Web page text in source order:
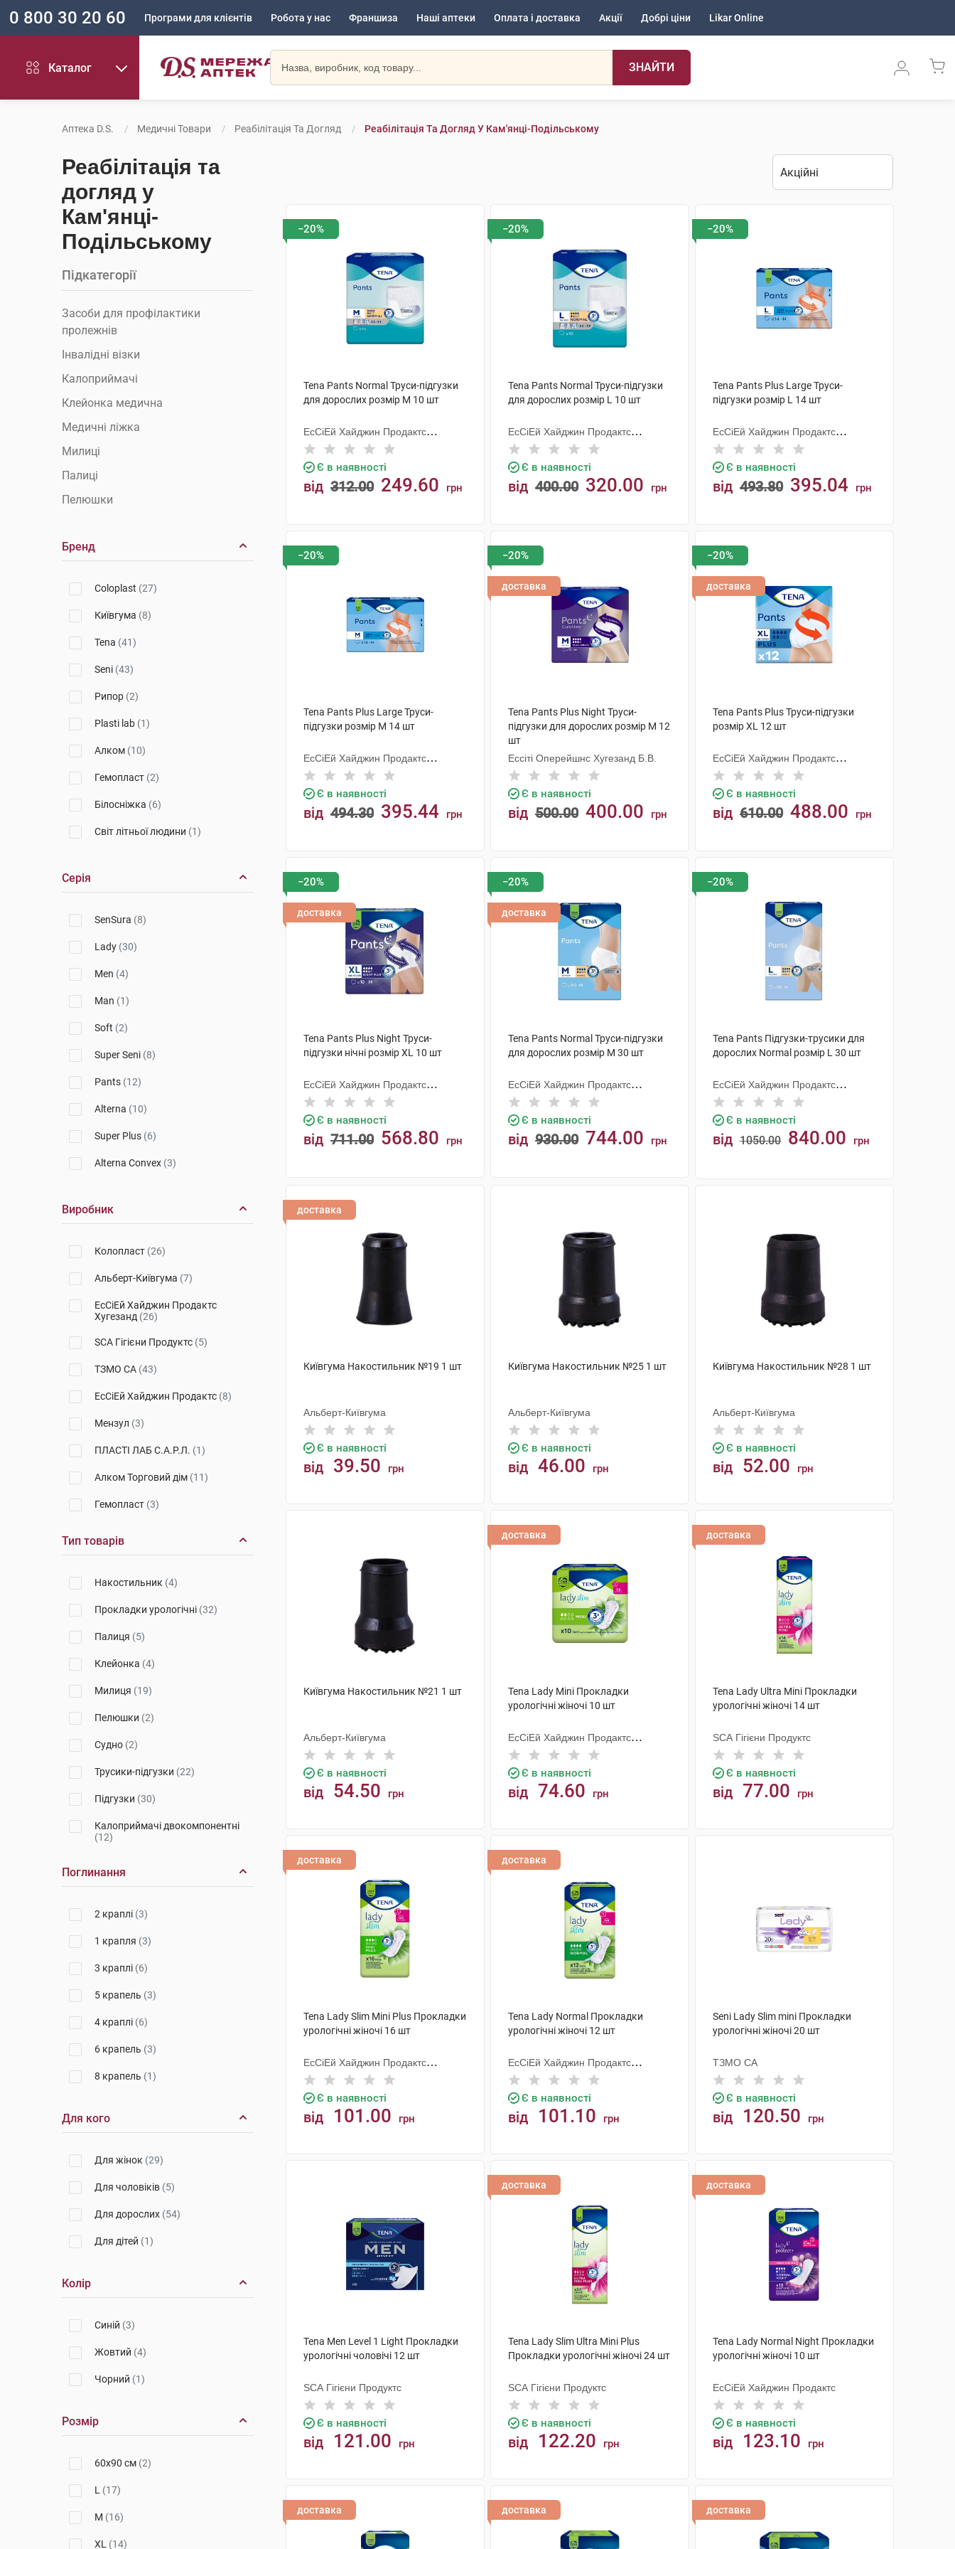
0 800 30 20 60 Програми для клієнтів Робота у нас Франшиза Наші аптеки Оплата і доставка Акції Добрі ціни Likar Online
Каталог ЗНАЙТИ
Аптека D.S. Медичні Товари Реабілітація Та Догляд Реабілітація Та Догляд У Кам'янці-Подільському
Реабілітація та
догляд у
Кам'янці-
Подільському
Підкатегорії
Засоби для профілактики
пролежнів
Інвалідні візки
Калоприймачі
Клейонка медична
Медичні ліжка
Милиці
Палиці
Пелюшки
Поручні та опори
туалету
Сечоприймачі
Сидіння для душу і ванни
Судна підкладні
Бренд
Coloplast (27)
Київгума (8)
Tena (41)
Seni (43)
Рипор (2)
Plasti lab (1)
Алком (10)
Гемопласт (2)
Білосніжка (6)
Світ літньої людини (1)
Серія
SenSura (8)
Lady (30)
Men (4)
Man (1)
Soft (2)
Super Seni (8)
Pants (12)
Alterna (10)
Super Plus (6)
Alterna Convex (3)
Active Normal
Standard (2)
Виробник
Колопласт (26)
Альберт-Київгума (7)
ЕсСіЕй Хайджин Продактс
Хугезанд (26)
SCA Гігієни Продуктс (5)
ТЗМО СА (43)
ЕсСіЕй Хайджин Продактс (8)
Мензул (3)
ПЛАСТІ ЛАБ С.А.Р.Л. (1)
Алком Торговий дім (11)
Гемопласт (3)
Київгума(1)
Норма-Трейд(4)
ТМП Груп(1)
Укрмедтекстиль
Ессіті Оперейшнс Хугезанд Б.В.
Технолоджі
Торос-Груп(2)
ТОВ Біодекс (Україна)
Езкар(1)
Тип товарів
Накостильник (4)
Прокладки урологічні (32)
Палиця (5)
Клейонка (4)
Милиця (19)
Пелюшки (2)
Судно (2)
Трусики-підгузки (22)
Підгузки (30)
Калоприймачі двокомпонентні
(12)
Калоприймачі
Поглинання
2 краплі (3)
1 крапля (3)
3 краплі (6)
5 крапель (3)
4 краплі (6)
6 крапель (3)
8 крапель (1)
Для кого
Для жінок (29)
Для чоловіків (5)
Для дорослих (54)
Для дітей (1)
Колір
Синій (3)
Жовтий (4)
Чорний (1)
Розмір
60х90 см (2)
L (17)
M (16)
XL (14)
−20%
Tena Pants Normal Труси-підгузки
для дорослих розмір M 10 шт
ЕсСіЕй Хайджин Продактс
Хугезанд
Є в наявності
від 312.00 249.60 грн
−20%
Tena Pants Normal Труси-підгузки
для дорослих розмір L 10 шт
ЕсСіЕй Хайджин Продактс
Хугезанд
Є в наявності
від 400.00 320.00 грн
−20%
Tena Pants Plus Large Труси-
підгузки розмір L 14 шт
ЕсСіЕй Хайджин Продактс
Хугезанд
Є в наявності
від 493.80 395.04 грн
−20%
Tena Pants Plus Large Труси-
підгузки розмір M 14 шт
ЕсСіЕй Хайджин Продактс
Хугезанд
Є в наявності
від 494.30 395.44 грн
−20%
доставка
Tena Pants Plus Night Труси-
підгузки для дорослих розмір M 12
шт
Ессіті Оперейшнс Хугезанд Б.В.
Є в наявності
від 500.00 400.00 грн
−20%
доставка
Tena Pants Plus Труси-підгузки
розмір XL 12 шт
ЕсСіЕй Хайджин Продактс
Хугезанд
Є в наявності
від 610.00 488.00 грн
−20%
доставка
Tena Pants Plus Night Труси-
підгузки нічні розмір XL 10 шт
ЕсСіЕй Хайджин Продактс
Хугезанд
Є в наявності
від 711.00 568.80 грн
−20%
доставка
Tena Pants Normal Труси-підгузки
для дорослих розмір M 30 шт
ЕсСіЕй Хайджин Продактс
Хугезанд
Є в наявності
від 930.00 744.00 грн
−20%
Tena Pants Підгузки-трусики для
дорослих Normal розмір L 30 шт
ЕсСіЕй Хайджин Продактс
Хугезанд
Є в наявності
від 1050.00 840.00 грн
доставка
Київгума Накостильник №19 1 шт
Альберт-Київгума
Є в наявності
від 39.50 грн
Київгума Накостильник №25 1 шт
Альберт-Київгума
Є в наявності
від 46.00 грн
Київгума Накостильник №28 1 шт
Альберт-Київгума
Є в наявності
від 52.00 грн
Київгума Накостильник №21 1 шт
Альберт-Київгума
Є в наявності
від 54.50 грн
доставка
Tena Lady Mini Прокладки
урологічні жіночі 10 шт
ЕсСіЕй Хайджин Продактс
Хугезанд
Є в наявності
від 74.60 грн
доставка
Tena Lady Ultra Mini Прокладки
урологічні жіночі 14 шт
SCA Гігієни Продуктс
Є в наявності
від 77.00 грн
доставка
Tena Lady Slim Mini Plus Прокладки
урологічні жіночі 16 шт
ЕсСіЕй Хайджин Продактс
Хугезанд
Є в наявності
від 101.00 грн
доставка
Tena Lady Normal Прокладки
урологічні жіночі 12 шт
ЕсСіЕй Хайджин Продактс
Хугезанд
Є в наявності
від 101.10 грн
Seni Lady Slim mini Прокладки
урологічні жіночі 20 шт
ТЗМО СА
Є в наявності
від 120.50 грн
Tena Men Level 1 Light Прокладки
урологічні чоловічі 12 шт
SCA Гігієни Продуктс
Є в наявності
від 121.00 грн
доставка
Tena Lady Slim Ultra Mini Plus
Прокладки урологічні жіночі 24 шт
SCA Гігієни Продуктс
Є в наявності
від 122.20 грн
доставка
Tena Lady Normal Night Прокладки
урологічні жіночі 10 шт
ЕсСіЕй Хайджин Продактс
Є в наявності
від 123.10 грн
доставка доставка доставка